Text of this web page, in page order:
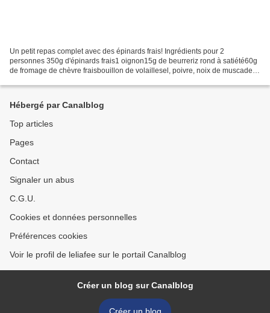
Un petit repas complet avec des épinards frais! Ingrédients pour 2
personnes 350g d'épinards frais1 oignon15g de beurreriz rond à satiété60g
de fromage de chèvre fraisbouillon de volaillesel, poivre, noix de muscade
Hébergé par Canalblog
Top articles
Pages
Contact
Signaler un abus
C.G.U.
Cookies et données personnelles
Préférences cookies
Voir le profil de leliafee sur le portail Canalblog
Créer un blog sur Canalblog